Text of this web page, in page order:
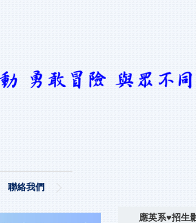
聯絡我們
應英系♥招生